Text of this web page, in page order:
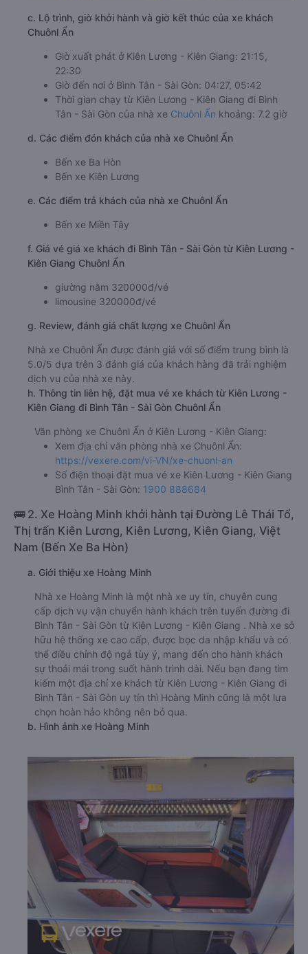
c. Lộ trình, giờ khởi hành và giờ kết thúc của xe khách
Chuônl Ẩn
Giờ xuất phát ở Kiên Lương - Kiên Giang: 21:15,
22:30
Giờ đến nơi ở Bình Tân - Sài Gòn: 04:27, 05:42
Thời gian chạy từ Kiên Lương - Kiên Giang đi Bình
Tân - Sài Gòn của nhà xe Chuônl Ẩn khoảng: 7.2 giờ
d. Các điểm đón khách của nhà xe Chuônl Ẩn
Bến xe Ba Hòn
Bến xe Kiên Lương
e. Các điểm trả khách của nhà xe Chuônl Ẩn
Bến xe Miền Tây
f. Giá vé giá xe khách đi Bình Tân - Sài Gòn từ Kiên Lương -
Kiên Giang Chuônl Ẩn
giường nằm 320000đ/vé
limousine 320000đ/vé
g. Review, đánh giá chất lượng xe Chuônl Ẩn
Nhà xe Chuônl Ẩn được đánh giá với số điểm trung bình là
5.0/5 dựa trên 3 đánh giá của khách hàng đã trải nghiệm
dịch vụ của nhà xe này.
h. Thông tin liên hệ, đặt mua vé xe khách từ Kiên Lương -
Kiên Giang đi Bình Tân - Sài Gòn Chuônl Ẩn
Văn phòng xe Chuônl Ẩn ở Kiên Lương - Kiên Giang:
Xem địa chỉ văn phòng nhà xe Chuônl Ẩn:
https://vexere.com/vi-VN/xe-chuonl-an
Số điện thoại đặt mua vé xe Kiên Lương - Kiên Giang
Bình Tân - Sài Gòn: 1900 888684
🚌 2. Xe Hoàng Minh khởi hành tại Đường Lê Thái Tổ,
Thị trấn Kiên Lương, Kiên Lương, Kiên Giang, Việt
Nam (Bến Xe Ba Hòn)
a. Giới thiệu xe Hoàng Minh
Nhà xe Hoàng Minh là một nhà xe uy tín, chuyên cung
cấp dịch vụ vận chuyển hành khách trên tuyến đường đi
Bình Tân - Sài Gòn từ Kiên Lương - Kiên Giang . Nhà xe sở
hữu hệ thống xe cao cấp, được bọc da nhập khẩu và có
thể điều chỉnh độ ngả tùy ý, mang đến cho hành khách
sự thoải mái trong suốt hành trình dài. Nếu bạn đang tìm
kiếm một địa chỉ xe khách từ Kiên Lương - Kiên Giang đi
Bình Tân - Sài Gòn uy tín thì Hoàng Minh cũng là một lựa
chọn hoàn hảo không nên bỏ qua.
b. Hình ảnh xe Hoàng Minh